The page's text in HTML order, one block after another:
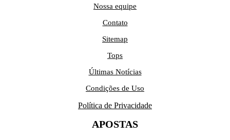
Nossa equipe
Contato
Sitemap
Tops
Últimas Notícias
Condições de Uso
Política de Privacidade
APOSTAS